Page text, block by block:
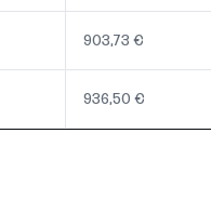
903,73 €
936,50 €